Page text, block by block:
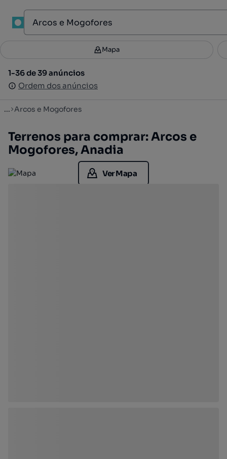
Filtros 2
1-36 de 39 anúncios
Ordem dos anúncios
Mapa
1-36 de 39 anúncios
Ordem dos anúncios
... Arcos e Mogofores
Terrenos para comprar: Arcos e
Mogofores, Anadia
Ver Mapa